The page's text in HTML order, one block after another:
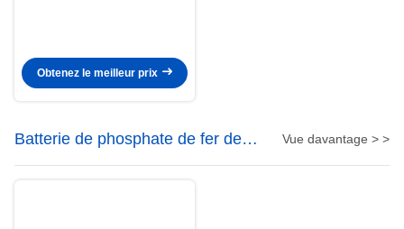
Obtenez le meilleur prix
Batterie de phosphate de fer de
lithium
Vue davantage > >